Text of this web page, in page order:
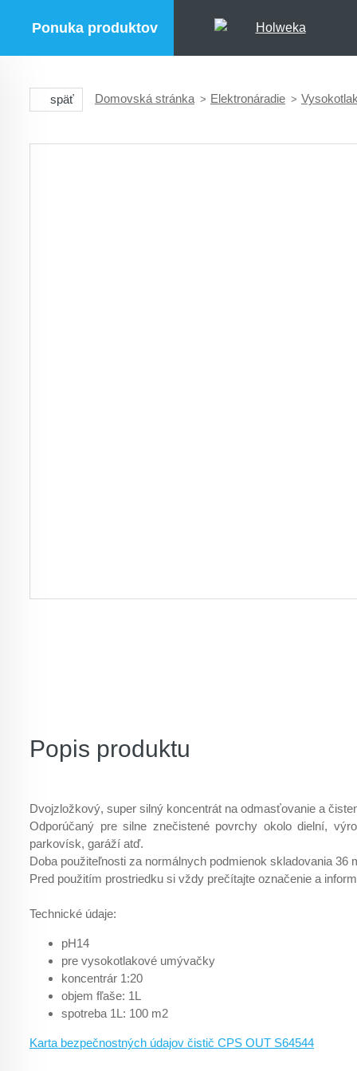
Ponuka produktov
späť Domovská stránka Elektronáradie
Popis produktu
Dvojzložkový, super silný koncentrát na odmasťovanie a
Odporúčaný pre silne znečistené povrchy okolo dielní,
parkovísk, garáží atď.
Doba použiteľnosti za normálnych podmienok skladovania 36
Pred použitím prostriedku si vždy prečítajte označenie a
Technické údaje:
pH14
pre vysokotlakové umývačky
koncentrár 1:20
objem fľaše: 1L
spotreba 1L: 100 m2
Karta bezpečnostných údajov čistič CPS OUT S64544